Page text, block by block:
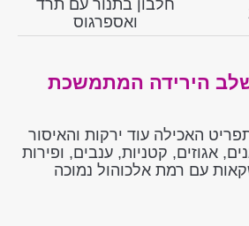
חלבון בתנור עם תרד
ואספרגוס
הירידה המתמשכת
האכילה עוד ירקות והאיסור
אגוזים, קטניות, ענבים, ופירות
עם רמת אלכוהול נמוכה